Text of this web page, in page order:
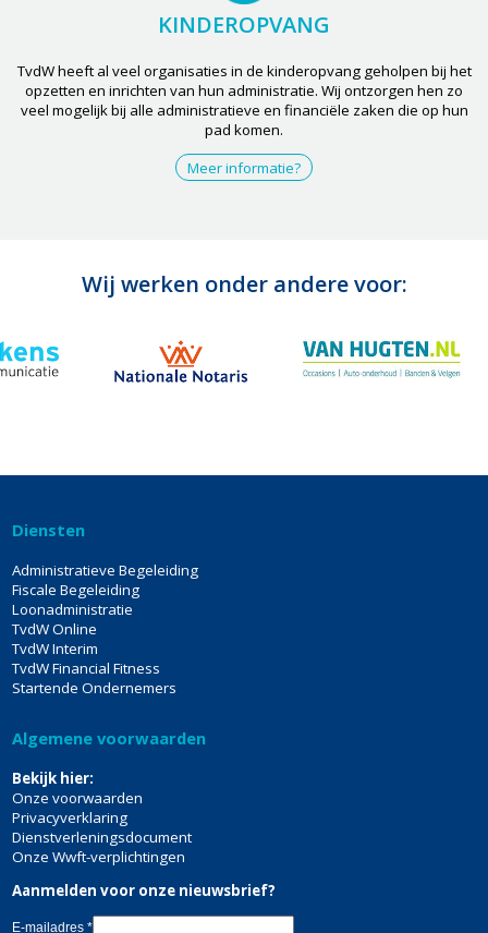
KINDEROPVANG
TvdW heeft al veel organisaties in de kinderopvang geholpen bij het
opzetten en inrichten van hun administratie. Wij ontzorgen hen zo
veel mogelijk bij alle administratieve en financiële zaken die op hun
pad komen.
Meer informatie?
Wij werken onder andere voor:
Diensten
Administratieve Begeleiding
Fiscale Begeleiding
Loonadministratie
TvdW Online
TvdW Interim
TvdW Financial Fitness
Startende Ondernemers
Algemene voorwaarden
Bekijk hier:
Onze voorwaarden
Privacyverklaring
Dienstverleningsdocument
Onze Wwft-verplichtingen
Aanmelden voor onze nieuwsbrief?
E-mailadres*